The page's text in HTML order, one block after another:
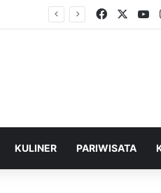
Facebook
KULINER PARIWISATA